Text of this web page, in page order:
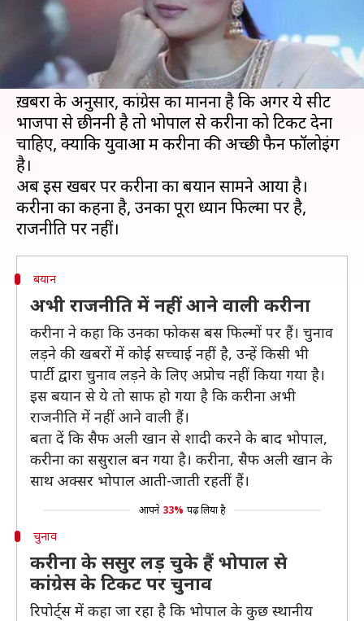
क्या है खबर?
आगामी लोकसभा चुनावों में कांग्रेस पार्टी के टिकट पर
करीना कपूर खान को चुनाव में उतारने की खबरें जोरों पर
चल रही हैं।
ख़बरों के अनुसार, कांग्रेस का मानना है कि अगर ये सीट
भाजपा से छीननी है तो भोपाल से करीना को टिकट देना
चाहिए, क्योंकि युवाओं में करीना की अच्छी फैन फॉलोइंग
है।
अब इस खबर पर करीना का बयान सामने आया है।
करीना का कहना है, उनका पूरा ध्यान फिल्मों पर है,
बयान
अभी राजनीति में नहीं आने वाली करीना
करीना ने कहा कि उनका फोकस बस फिल्मों पर हैं। चुनाव
लड़ने की खबरों में कोई सच्चाई नहीं है, उन्हें किसी भी
पार्टी द्वारा चुनाव लड़ने के लिए अप्रोच नहीं किया गया है।
इस बयान से ये तो साफ हो गया है कि करीना अभी
राजनीति में नहीं आने वाली हैं।
बता दें कि सैफ अली खान से शादी करने के बाद भोपाल,
करीना का ससुराल बन गया है। करीना, सैफ अली खान के
साथ अक्सर भोपाल आती-जाती रहतीं हैं।
आपने 33% पढ़ लिया है
चुनाव
करीना के ससुर लड़ चुके हैं भोपाल से
कांग्रेस के टिकट पर चुनाव
रिपोर्ट्स में कहा जा रहा है कि भोपाल के कुछ स्थानीय